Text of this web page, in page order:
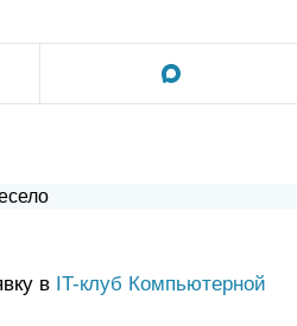
в IT-клуб Компьютерной